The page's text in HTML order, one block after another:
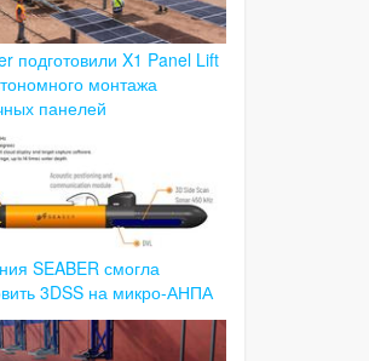
подготовили X1 Panel Lift
монтажа
панелей
SEABER смогла
3DSS на микро-АНПА